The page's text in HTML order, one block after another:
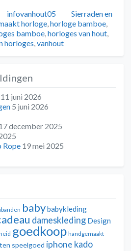
Auteur
infovanhout05 Categorieën
Sierraden en
horloge horloge bamboe
bamboe horloges van hout
horloges vanhout
11 juni 2026
5 juni 2026
december 2025
Rope 19 mei 2025
babybabykleding
dameskleding Design
goedkoop handgemaakt
speelgoed iphone kado